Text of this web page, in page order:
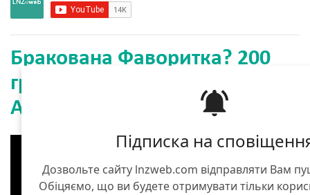
Підписка на
Дозвольте сайту lnzweb.com відправляти Вам
Обіцяємо, що ви будете отримувати тільки
Бракована Фаворитка? 200
гривень за рішення задачки |
Агрореаліті №19